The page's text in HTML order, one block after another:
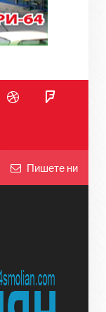
Пишете ни